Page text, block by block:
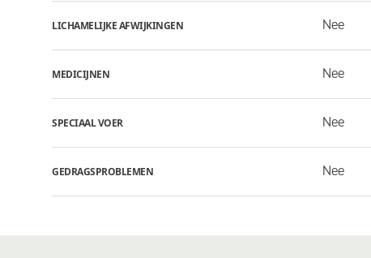
LICHAMELIJKE AFWIJKINGEN Nee
MEDICIJNEN Nee
SPECIAAL VOER Nee
GEDRAGSPROBLEMEN Nee